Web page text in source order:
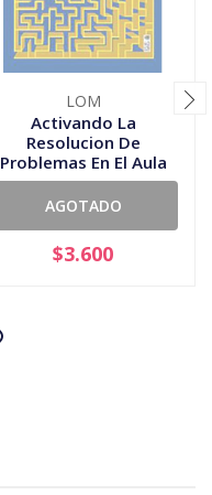
LOM
Activando La
Resolucion De
Problemas En El Aula
AGOTADO
$3.600